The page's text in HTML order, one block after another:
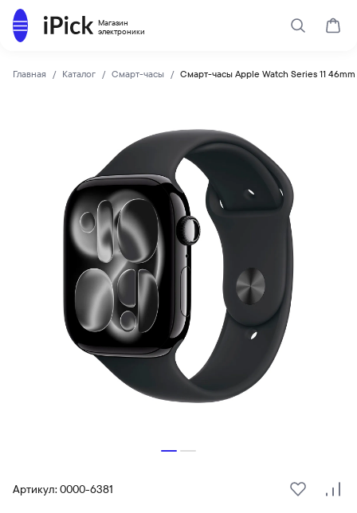
Магазин
электроники
Каталог
Поиск
Главная Каталог Смарт-часы Смарт-часы Apple Watch Series 11
Артикул: 0000-6381
В